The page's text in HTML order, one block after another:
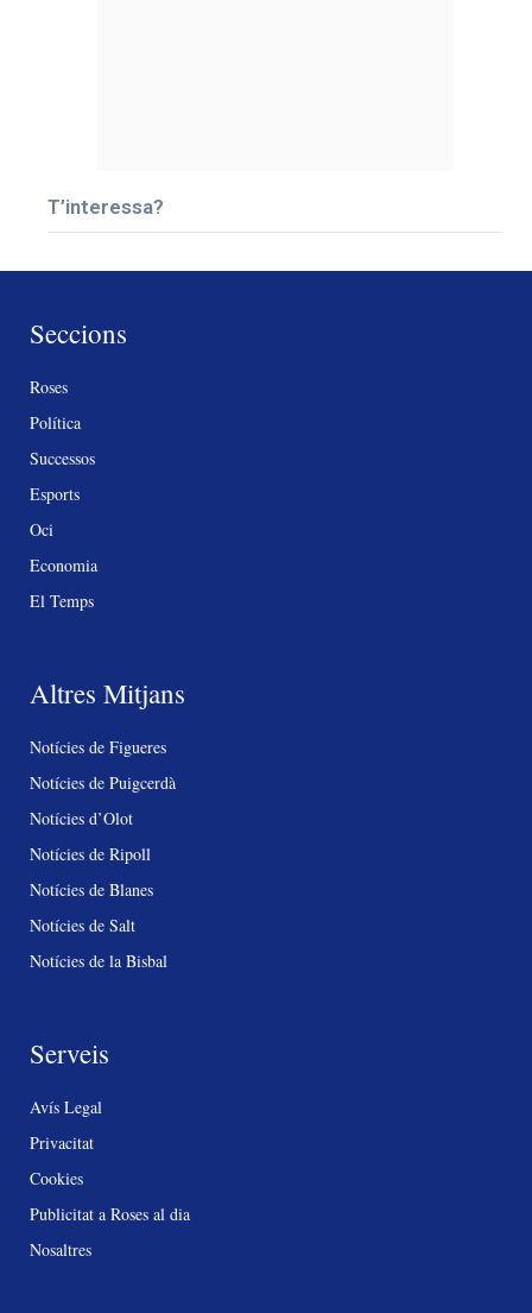
T’interessa?
Seccions
Roses
Política
Successos
Esports
Oci
Economia
El Temps
Altres Mitjans
Notícies de Figueres
Notícies de Puigcerdà
Notícies d’Olot
Notícies de Ripoll
Notícies de Blanes
Notícies de Salt
Notícies de la Bisbal
Serveis
Avís Legal
Privacitat
Cookies
Publicitat a Roses al dia
Nosaltres